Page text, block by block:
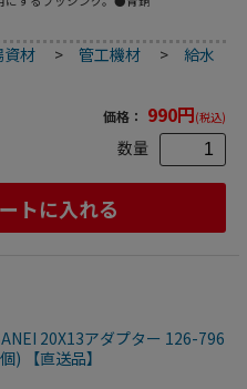
資材 >管工機材 > 給水
価格： 990円(税込)
数量
トに入れる
20X13アダプター 126-796
) 【直送品】